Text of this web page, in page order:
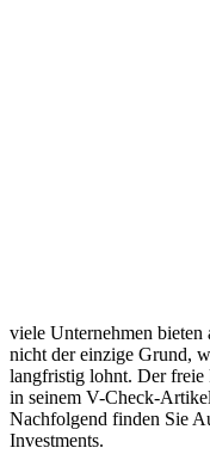
viele Unternehmen bieten
nicht der einzige Grund,
langfristig lohnt. Der freie
in seinem V-Check-
Nachfolgend finden Sie
Investments.